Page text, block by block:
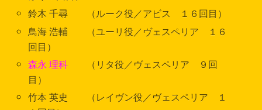
鈴木 千尋 （ルーク役／アビス １６回目）
鳥海 浩輔 （ユーリ役／ヴェスペリア １６
回目）
森永 理科 （リタ役／ヴェスペリア ９回
目）
竹本 英史 （レイヴン役／ヴェスペリア １